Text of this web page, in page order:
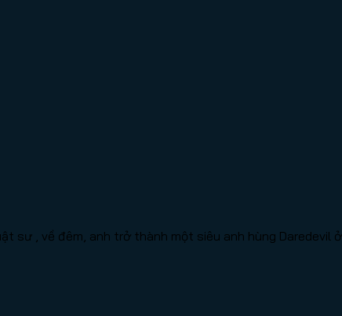
, về đêm, anh trở thành một siêu anh hùng Daredevil